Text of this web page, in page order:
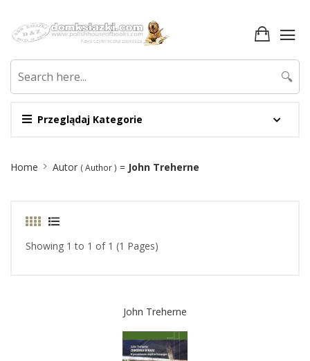
Przeglądaj Kategorie
🔍
Breadcrumb
Home Autor ( Author ) = John Treherne
Showing 1 to 1 of 1 (1 Pages)
John Treherne